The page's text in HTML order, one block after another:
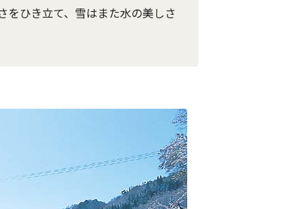
をひき立て、雪はまた水の美しさ